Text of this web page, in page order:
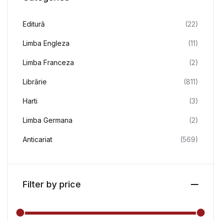
Editură (22)
Limba Engleza (11)
Limba Franceza (2)
Librărie (811)
Harti (3)
Limba Germana (2)
Anticariat (569)
Filter by price